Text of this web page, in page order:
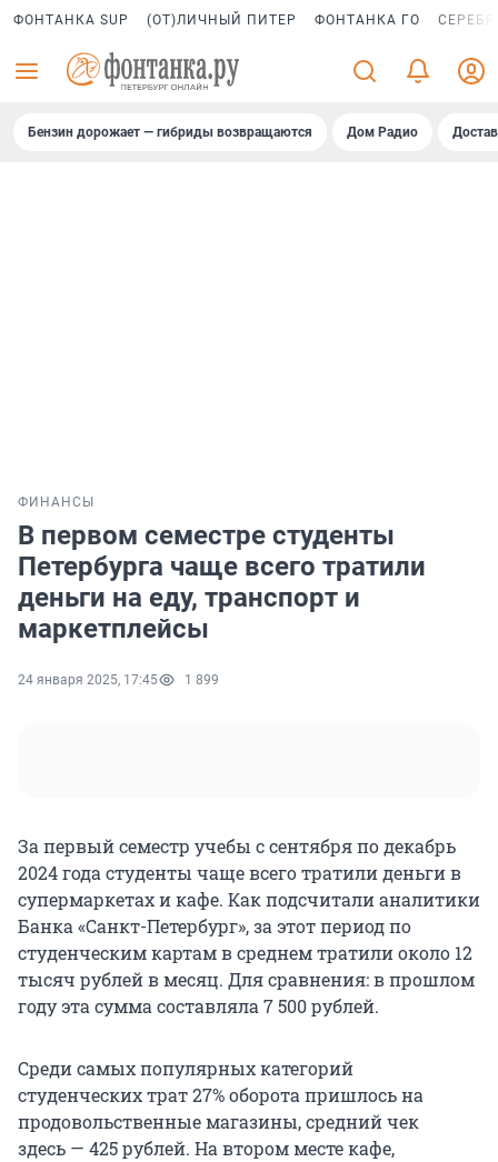
ФОНТАНКА SUP (ОТ)ЛИЧНЫЙ ПИТЕР ФОНТАНКА ГО
Бензин дорожает — гибриды возвращаются Дом Радио
ФИНАНСЫ
В первом семестре студенты
Петербурга чаще всего тратили
деньги на еду, транспорт и
маркетплейсы
24 января 2025, 17:45 1 899
За первый семестр учебы с сентября по декабрь
2024 года студенты чаще всего тратили деньги в
супермаркетах и кафе. Как подсчитали аналитики
Банка «Санкт-Петербург», за этот период по
студенческим картам в среднем тратили около 12
тысяч рублей в месяц. Для сравнения: в прошлом
году эта сумма составляла 7 500 рублей.
Среди самых популярных категорий
студенческих трат 27% оборота пришлось на
продовольственные магазины, средний чек
здесь — 425 рублей. На втором месте кафе,